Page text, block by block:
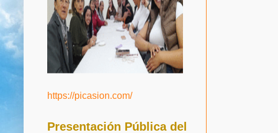
https://picasion.com/
Presentación Pública del